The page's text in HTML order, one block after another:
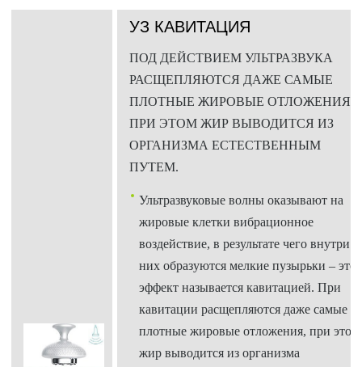
УЗ КАВИТАЦИЯ
ПОД ДЕЙСТВИЕМ УЛЬТРАЗВУКА
РАСЩЕПЛЯЮТСЯ ДАЖЕ САМЫЕ
ПЛОТНЫЕ ЖИРОВЫЕ ОТЛОЖЕНИЯ,
ПРИ ЭТОМ ЖИР ВЫВОДИТСЯ ИЗ
ОРГАНИЗМА ЕСТЕСТВЕННЫМ
ПУТЕМ.
Ультразвуковые волны оказывают на
жировые клетки вибрационное
воздействие, в результате чего внутри
них образуются мелкие пузырьки – этот
эффект называется кавитацией. При
кавитации расщепляются даже самые
плотные жировые отложения, при этом
жир выводится из организма